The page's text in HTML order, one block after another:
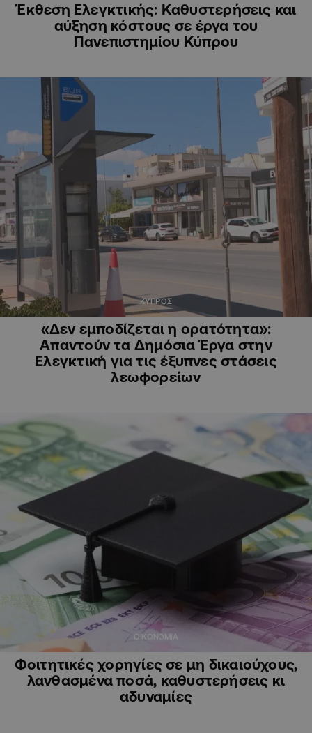
Έκθεση Ελεγκτικής: Καθυστερήσεις και
αύξηση κόστους σε έργα του
Πανεπιστημίου Κύπρου
ΚΥΠΡΟΣ
«Δεν εμποδίζεται η ορατότητα»:
Απαντούν τα Δημόσια Έργα στην
Ελεγκτική για τις έξυπνες στάσεις
λεωφορείων
ΟΙΚΟΝΟΜΙΑ
Φοιτητικές χορηγίες σε μη δικαιούχους,
λανθασμένα ποσά, καθυστερήσεις κι
αδυναμίες